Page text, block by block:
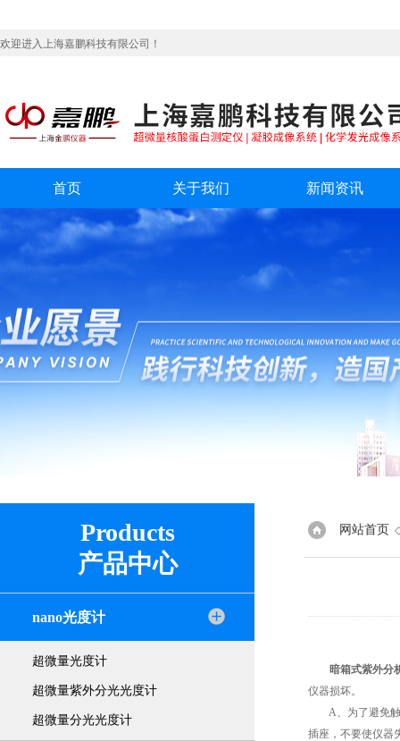
欢迎进入上海嘉鹏科技有限公司！
首页 关于我们 新闻资讯
Products
产品中心
nano光度计
超微量光度计
超微量紫外分光光度计
超微量分光光度计
网站首页
暗箱式紫外分
仪器损坏。
A、为了避免触
插座，不要使仪器